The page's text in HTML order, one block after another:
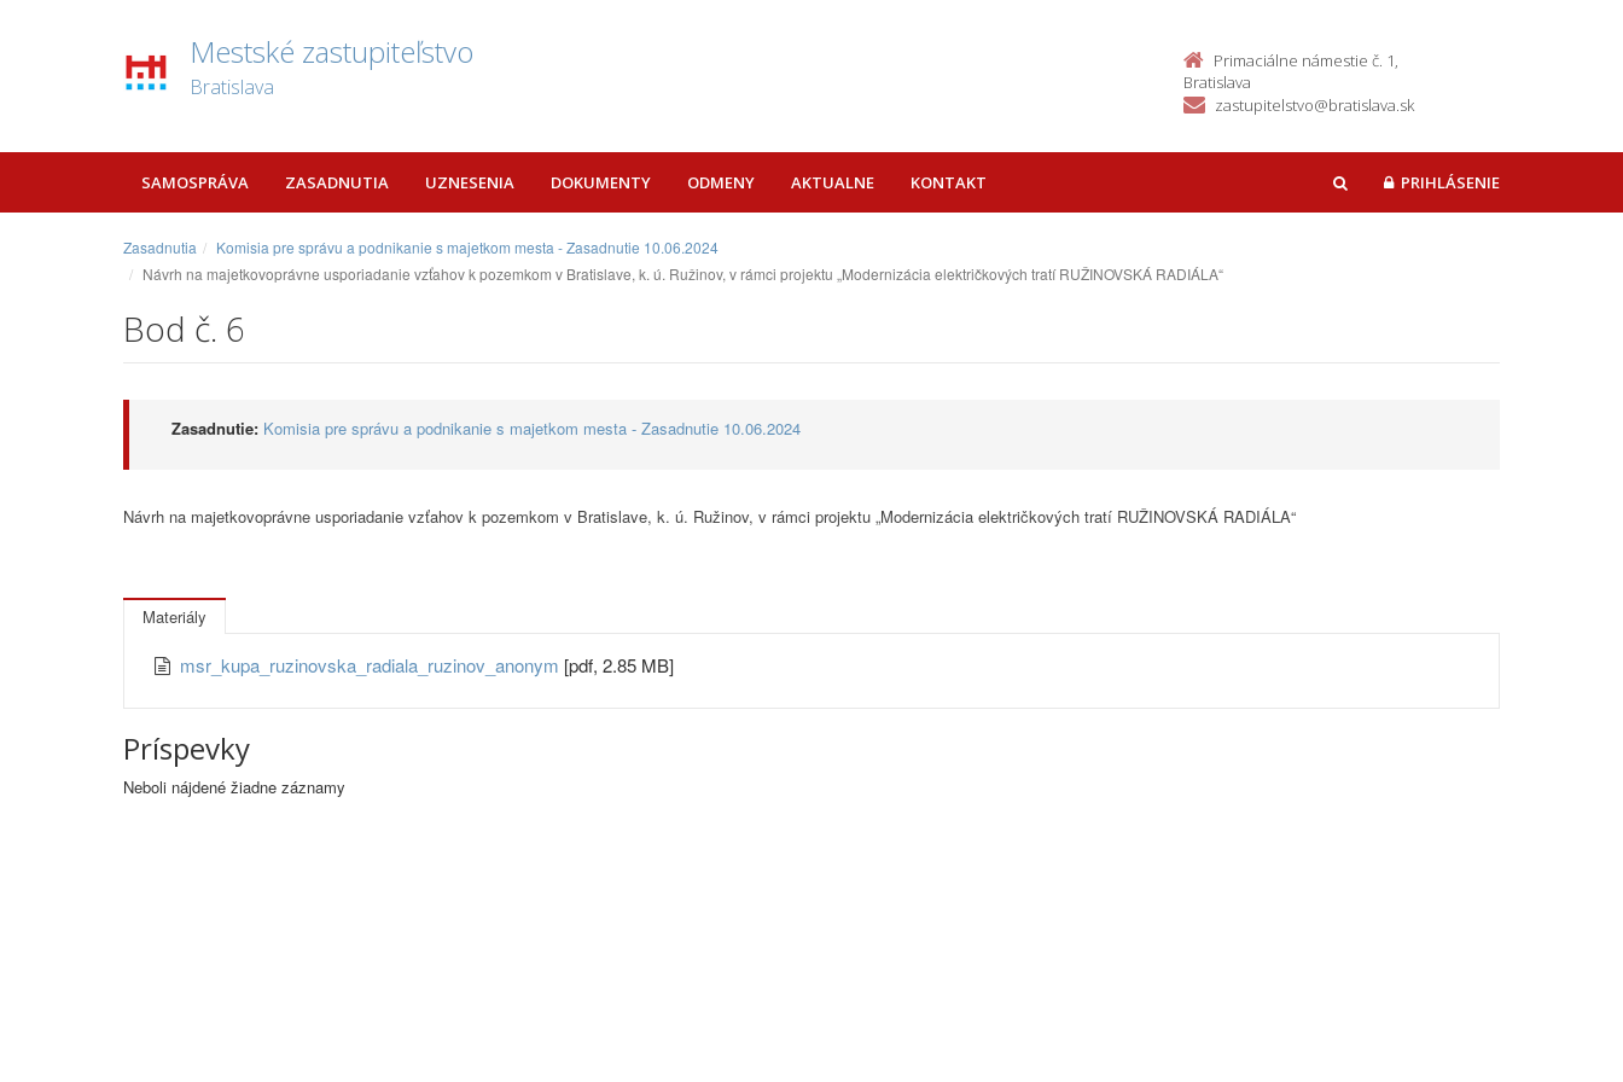
Mestské zastupiteľstvo
Bratislava
Primaciálne námestie č. 1,
Bratislava
zastupitelstvo@bratislava.sk
SAMOSPRÁVA ZASADNUTIA UZNESENIA DOKUMENTY ODMENY AKTUALNE KONTAKT HĽADAŤPRIHLÁSENIE
Zasadnutia
Komisia pre správu a podnikanie s majetkom mesta - Zasadnutie 10.06.2024
Návrh na majetkovoprávne usporiadanie vzťahov k pozemkom v Bratislave, k. ú. Ružinov, v rámci projektu „Modernizácia električkových tratí RUŽINOVSKÁ RADIÁLA“
Bod č. 6
Zasadnutie: Komisia pre správu a podnikanie s majetkom mesta - Zasadnutie 10.06.2024
Návrh na majetkovoprávne usporiadanie vzťahov k pozemkom v Bratislave, k. ú. Ružinov, v rámci projektu „Modernizácia električkových tratí RUŽINOVSKÁ RADIÁLA“
Materiály
msr_kupa_ruzinovska_radiala_ruzinov_anonym [pdf, 2.85 MB]
Príspevky
Neboli nájdené žiadne záznamy